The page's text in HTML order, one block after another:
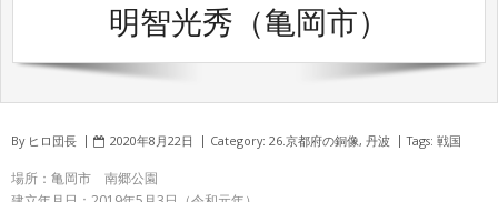
明智光秀（亀岡市）
By ヒロ団長 2020年8月22日 Category: 26.京都府の銅像, 丹波 Tags: 戦国
場所：亀岡市 南郷公園